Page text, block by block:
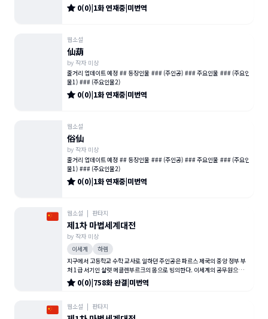
0(0)|1화연재중|미번역
웹소설
仙葫
by 작자 미상
줄거리 업데이트 예정 ## 등장인물 ### (주인공) ### 주요인물 ### (주요인
물1) ### (주요인물2)
0(0)|1화연재중|미번역
웹소설
俗仙
by 작자 미상
줄거리 업데이트 예정 ## 등장인물 ### (주인공) ### 주요인물 ### (주요인
물1) ### (주요인물2)
0(0)|1화연재중|미번역
웹소설 | 판타지
제1차 마법세계대전
by 작자 미상
이세계
하렘
지구에서 고등학교 수학 교사로 일하던 주인공은 파르스 제국의 중앙 정부 부
처 1급 서기인 샬럿 메클렌부르크의 몸으로 빙의한다. 이세계의 공무원으로서
평화로운 삶을 살고자 했으나
0(0)|758화완결|미번역
웹소설 | 판타지